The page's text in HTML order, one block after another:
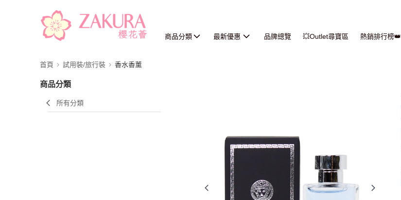
商品分類 最新優惠 品牌總覽 💥Outlet尋寶區 熱銷排行榜👑
首頁 試用裝/旅行裝 香水香薰
商品分類
所有分類